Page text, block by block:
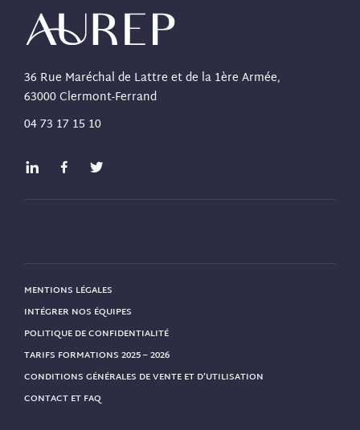
36 Rue Maréchal de Lattre et de la 1ère Armée,
63000 Clermont-Ferrand
04 73 17 15 10
MENTIONS LÉGALES
INTÉGRER NOS ÉQUIPES
POLITIQUE DE CONFIDENTIALITÉ
TARIFS FORMATIONS 2025 – 2026
CONDITIONS GÉNÉRALES DE VENTE ET D’UTILISATION
CONTACT ET FAQ